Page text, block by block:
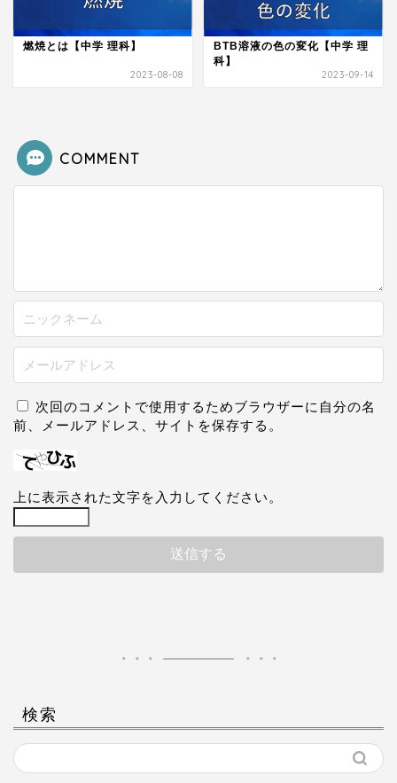
燃焼とは【中学 理科】
2023-08-08
BTB溶液の色の変化【中学 理
科】
2023-09-14
COMMENT
次回のコメントで使用するためブラウザーに自分の名
前、メールアドレス、サイトを保存する。
上に表示された文字を入力してください。
検索